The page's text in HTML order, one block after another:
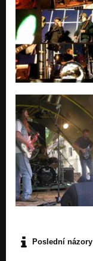
Poslední názory